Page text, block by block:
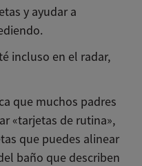
y ayudar a
incluso en el radar,
que muchos padres
«tarjetas de rutina»,
que puedes alinear
baño que describen